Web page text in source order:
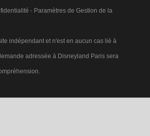
- Paramètres de Gestion de la
indépendant et n'est en aucun cas lié à
adressée à Disneyland Paris sera